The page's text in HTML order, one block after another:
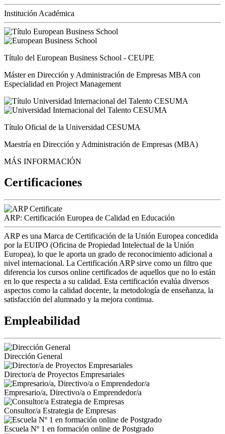
Institución Académica
Título del European Business School - CEUPE
Máster en Dirección y Administración de Empresas MBA con
Especialidad en Project Management
Título Oficial de la Universidad CESUMA
Maestría en Dirección y Administración de Empresas (MBA)
MÁS INFORMACIÓN
Certificaciones
ARP: Certificación Europea de Calidad en Educación
ARP es una Marca de Certificación de la Unión Europea concedida
por la EUIPO (Oficina de Propiedad Intelectual de la Unión
Europea), lo que le aporta un grado de reconocimiento adicional a
nivel internacional. La Certificación ARP sirve como un filtro que
diferencia los cursos online certificados de aquellos que no lo están
en lo que respecta a su calidad. Esta certificación evalúa diversos
aspectos como la calidad docente, la metodología de enseñanza, la
satisfacción del alumnado y la mejora continua.
Empleabilidad
Dirección General
Director/a de Proyectos Empresariales
Empresario/a, Directivo/a o Emprendedor/a
Consultor/a Estrategia de Empresas
Escuela Nº 1 en formación online de Postgrado